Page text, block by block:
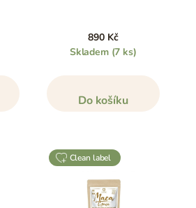
890 Kč
Skladem (7 ks)
Do košíku
clean label